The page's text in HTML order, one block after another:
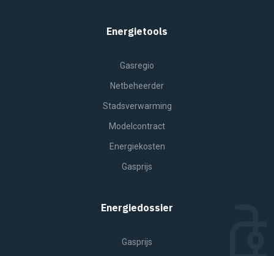
Energietools
Gasregio
Netbeheerder
Stadsverwarming
Modelcontract
Energiekosten
Gasprijs
Energiedossier
Gasprijs